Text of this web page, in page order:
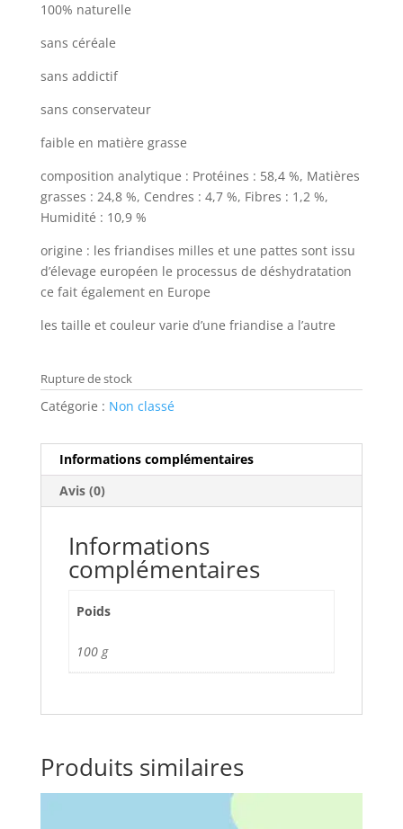
100% naturelle
sans céréale
sans addictif
sans conservateur
faible en matière grasse
composition analytique : Protéines : 58,4 %, Matières
grasses : 24,8 %, Cendres : 4,7 %, Fibres : 1,2 %,
Humidité : 10,9 %
origine : les friandises milles et une pattes sont issu
d’élevage européen le processus de déshydratation
ce fait également en Europe
les taille et couleur varie d’une friandise a l’autre
Rupture de stock
Catégorie : Non classé
Informations complémentaires
Avis (0)
Informations
complémentaires
Poids
100 g
Produits similaires